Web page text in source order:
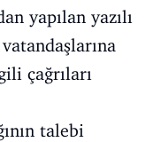
yapılan yazılı
çağrıları
talebi